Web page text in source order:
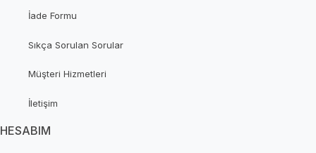
İade Formu
Sıkça Sorulan Sorular
Müşteri Hizmetleri
İletişim
HESABIM